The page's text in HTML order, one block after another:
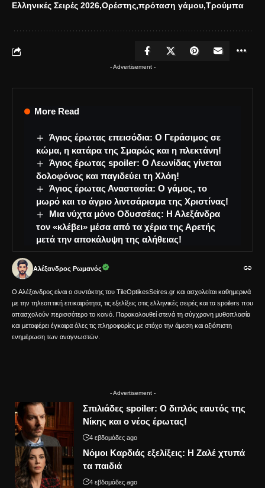
Ελληνικές Σειρές 2026 Ορέστης πρόταση γάμου Τρούμπα
- Advertisement -
More Read
Άγιος έρωτας επεισόδια: Ο Γεράσιμος σε
κώμα, η κατάρα της Σμαρώς και η πλεκτάνη!
Άγιος έρωτας spoiler: Ο Λεωνίδας γίνεται
δολοφόνος και παγιδεύει τη Χλόη!
Άγιος έρωτας Αναστασία: Ο γάμος, το
μωρό και το άγριο λιντσάρισμα της Χριστίνας!
Μια νύχτα μόνο Οδυσσέας: Η Αλεξάνδρα
τον «κλέβει» μέσα από τα χέρια της Αρετής
μετά την αποκάλυψη της αλήθειας!
Αλέξανδρος Ρωμανός
Ο Αλέξανδρος είναι ο συντάκτης του TileOptikesSeires.gr και ασχολείται καθημερινά
με την τηλεοπτική επικαιρότητα, τις εξελίξεις στις ελληνικές σειρές και τα spoilers που
απασχολούν περισσότερο το κοινό. Παρακολουθεί στενά τη σύγχρονη μυθοπλασία
και μεταφέρει έγκαιρα όλες τις πληροφορίες με στόχο την άμεση και αξιόπιστη
ενημέρωση των αναγνωστών.
- Advertisement -
Σπιλιάδες spoiler: Ο διπλός εαυτός της
Νίκης και ο νέος έρωτας!
4 εβδομάδες ago
Νόμοι Καρδιάς εξελίξεις: Η Ζαλέ χτυπά
τα παιδιά
4 εβδομάδες ago